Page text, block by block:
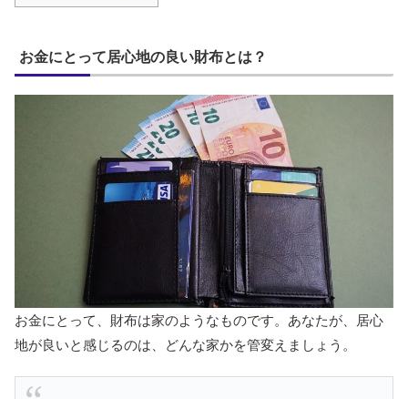
お金にとって居心地の良い財布とは？
お金にとって、財布は家のようなものです。あなたが、居心
地が良いと感じるのは、どんな家かを管変えましょう。